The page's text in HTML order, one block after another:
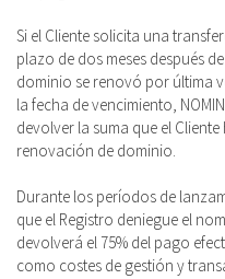
Si el Cliente solicita una
plazo de dos meses después
dominio se renovó por última
la fecha de vencimiento,
devolver la suma que el
renovación de dominio.
Durante los períodos de
que el Registro deniegue el
devolverá el 75% del pago
como costes de gestión y